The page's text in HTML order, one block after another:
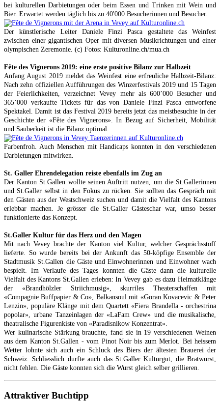
bei kulturellen Darbietungen oder beim Essen und Trinken mit Wein und
Bier. Erwartet werden täglich bis zu 40'000 Besucherinnen und Besucher.
Der künstlerische Leiter Daniele Finzi Pasca gestaltete das Weinfest
zwischen einer gigantischen Oper mit diversen Musikrichtungen und einer
olympischen Zeremonie. (c) Fotos: Kulturonline.ch/mua.ch
Fête des Vignerons 2019: eine erste positive Bilanz zur Halbzeit
Anfang August 2019 meldet das Weinfest eine erfreuliche Halbzeit-Bilanz:
Nach zehn offiziellen Aufführungen des Winzerfestivals 2019 und 15 Tagen
der Feierlichkeiten, verzeichnet Vevey mehr als 600’000 Besucher und
365’000 verkaufte Tickets für das von Daniele Finzi Pasca entworfene
Spektakel. Damit ist das Festival 2019 bereits jetzt das meistbesuchte in der
Geschichte der «Fête des Vignerons». In Bezug auf Sicherheit, Mobilität
und Sauberkeit ist die Bilanz optimal.
Farbenfroh. Auch Menschen mit Handicaps konnten in den verschiedenen
Darbietungen mitwirken.
St. Galler Ehrendelegation reiste ebenfalls im Zug an
Der Kanton St.Gallen wollte seinen Auftritt nutzen, um die St.Gallerinnen
und St.Galler selbst in den Fokus zu rücken. Sie sollten das Gespräch mit
den Gästen aus der Westschweiz suchen und damit die Vielfalt des Kantons
erlebbar machen. Je grösser die St.Galler Gästeschar war, umso besser
funktionierte das Konzept.
St.Galler Kultur für das Herz und den Magen
Mit nach Vevey brachte der Kanton viel Kultur, welcher Gesprächsstoff
lieferte. So wurde bereits bei der Ankunft das 50-köpfige Ensemble der
Stadtmusik St.Gallen die Gäste und Einwohnerinnen und Einwohner wach
bespielt. Im Verlaufe des Tages konnten die Gäste dann die kulturelle
Vielfalt des Kantons St.Gallen erleben: In Vevey gab es dazu Heimatklänge
der «Brandhölzler Striichmusig», skurriles Theaterschaffen mit
«Compagnie Buffpapier & Co», Balkansoul mit «Goran Kovacevic & Peter
Lenzin», populäre Klänge mit dem Quartett «Fiera Brandella - orchestrina
popolar», urbane Tanzeinlagen der «LaFam Crew» und die musikalische,
theatralische Figurenkiste von «Paradisnikow Konzentrat».
Wer kulinarische Stärkung brauchte, fand sie in 19 verschiedenen Weinen
aus dem Kanton St.Gallen - vom Pinot Noir bis zum Merlot. Bei heissem
Wetter lohnte sich auch ein Schluck des Biers der ältesten Brauerei der
Schweiz. Schliesslich durfte auch das St.Galler Kulturgut, die Bratwurst,
nicht fehlen. Die Gäste konnten sich die Wurst gleich selber grillieren.
Attraktiver Buchtipp